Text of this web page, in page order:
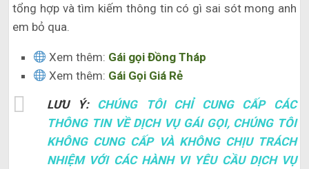
tổng hợp và tìm kiếm thông tin có gì sai sót mong anh
em bỏ qua.
Xem thêm: Gái gọi Đồng Tháp
Xem thêm: Gái Gọi Giá Rẻ
LƯU Ý: CHÚNG TÔI CHỈ CUNG CẤP CÁC
THÔNG TIN VỀ DỊCH VỤ GÁI GỌI, CHÚNG TÔI
KHÔNG CUNG CẤP VÀ KHÔNG CHỊU TRÁCH
NHIỆM VỚI CÁC HÀNH VI YÊU CẦU DỊCH VỤ